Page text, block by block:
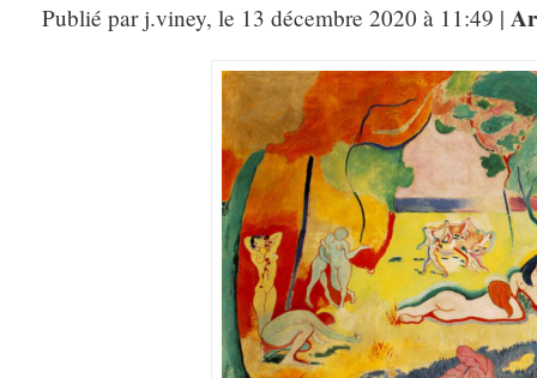
Publié par j.viney, le 13 décembre 2020 à 11:49 |